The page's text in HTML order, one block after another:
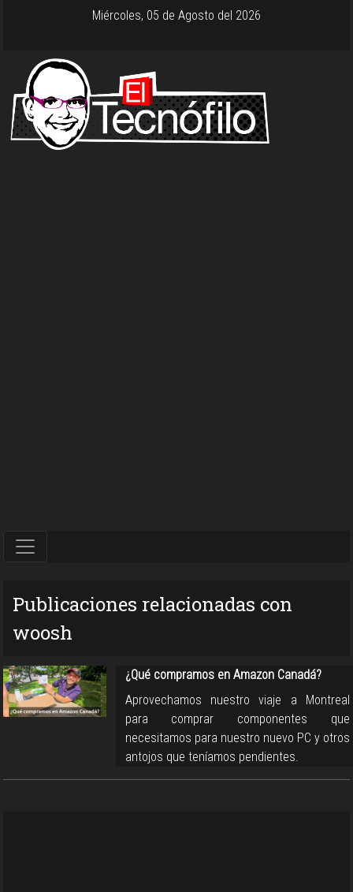
Miércoles, 05 de Agosto del 2026
Publicaciones relacionadas con
woosh
¿Qué compramos en Amazon Canadá?
Aprovechamos nuestro viaje a Montreal
para comprar componentes que
necesitamos para nuestro nuevo PC y otros
antojos que teníamos pendientes.